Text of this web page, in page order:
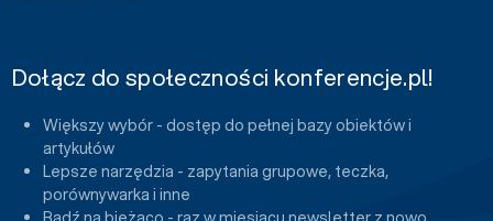
Dołącz do społeczności konferencje.pl!
Większy wybór - dostęp do pełnej bazy obiektów i
artykułów
Lepsze narzędzia - zapytania grupowe, teczka,
porównywarka i inne